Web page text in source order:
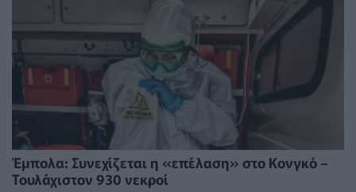
Έμπολα: Συνεχίζεται η «επέλαση» στο Κονγκό –
Τουλάχιστον 930 νεκροί